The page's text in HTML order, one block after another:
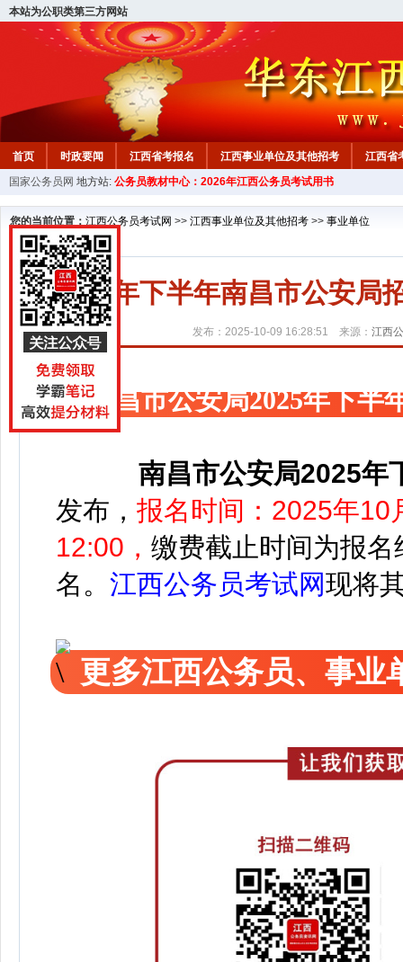
本站为公职类第三方网站
首页 时政要闻 江西省考报名 江西事业单位及其他招考 江西省
教材中心
国家公务员网 地方站: 公务员教材中心：2026年江西公务员考试用书
您的当前位置： 江西公务员考试网 >> 江西事业单位及其他招考 >> 事业单位
2025年下半年南昌市公安局
发布：2025-10-09 16:28:51 来源： 江西
南昌市公安局2025年下半
南昌市公安局2025年
发布， 报名时间：2025年10
12:00， 缴费截止时间为报
名。 江西公务员考试网现将
更多江西公务员、事业